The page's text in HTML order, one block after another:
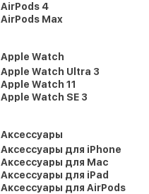
AirPods 4
AirPods Max
Apple Watch
Apple Watch Ultra 3
Apple Watch 11
Apple Watch SE 3
Аксессуары
Аксессуары для iPhone
Аксессуары для Mac
Аксессуары для iPad
Аксессуары для AirPods